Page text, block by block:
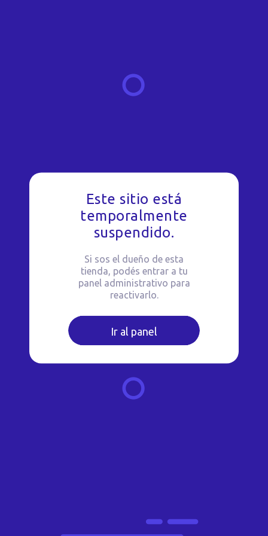
Este sitio está
temporalmente
suspendido.
Si sos el dueño de esta
tienda, podés entrar a tu
panel administrativo para
reactivarlo.
Ir al panel